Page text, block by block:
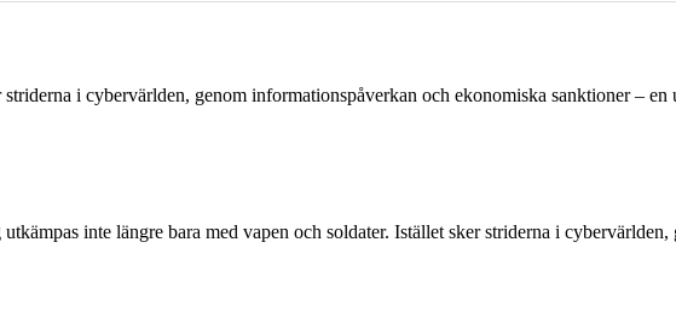
i cybervärlden, genom informationspåverkan och ekonomiska sanktioner –
inte längre bara med vapen och soldater. Istället sker striderna i